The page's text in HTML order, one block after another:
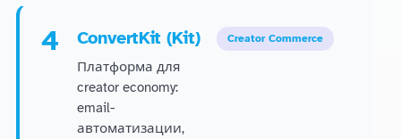
4 ConvertKit (Kit)
Платформа для
creator economy:
email-
автоматизации,
Creator Commerce